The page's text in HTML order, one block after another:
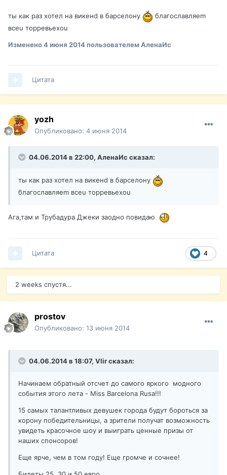
ты как раз хотел нa викeнd в барселону
благослaвляem
всеu торревьехou
Изменено4 июня 2014пользователем АленаИс
Цитата
yozh
Опубликовано: 4 июня 2014
04.06.2014 в 22:00, АленаИс сказал:
ты как раз хотел нa викeнd в барселону
благослaвляem всеu торревьехou
Ага,там и Трубадура Джеки заодно повидаю
4
Цитата
2 weeks спустя...
prostov
Опубликовано: 13 июня 2014
04.06.2014 в 18:07, Vlir сказал:
Начинаем обратный отсчет до самого яркого модного
события этого лета - Miss Barcelona Rusa!!!
15 самых талантливых девушек города будут бороться за
корону победительницы, а зрители получат возможность
увидеть красочное шоу и выиграть ценные призы от
наших спонсоров!
Еще ярче, чем в том году! Еще громче и сочнее!